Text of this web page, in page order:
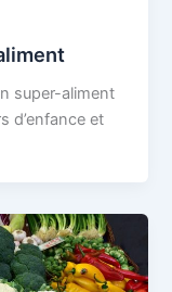
super-aliment
d’enfance et